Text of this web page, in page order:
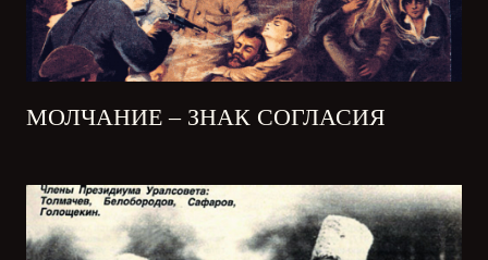
МОЛЧАНИЕ – ЗНАК СОГЛАСИЯ